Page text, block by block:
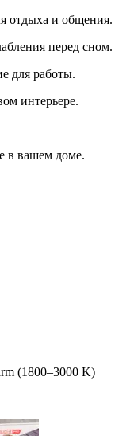
отдыха и общения.
перед сном.
для работы.
интерьере.
в вашем доме.
(1800–3000 K)